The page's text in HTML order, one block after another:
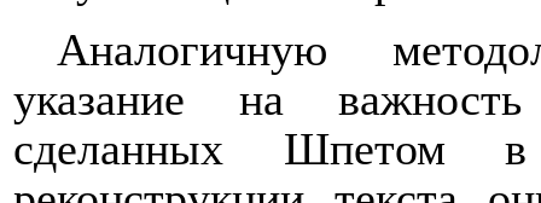
Аналогичную
указание на
сделанных Шпетом в